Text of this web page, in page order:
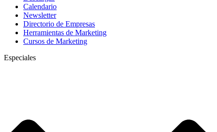
Calendario
Newsletter
Directorio de Empresas
Herramientas de Marketing
Cursos de Marketing
Especiales